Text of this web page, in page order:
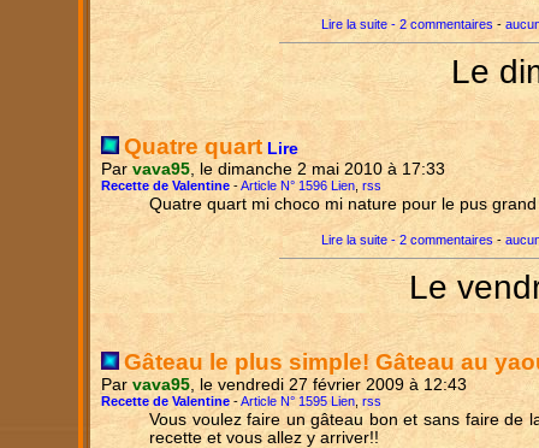
Lire la suite - 2 commentaires -
Le
Quatre quart Lire
Par vava95, le dimanche 2 mai 2010 à 17:33
Recette de Valentine -Article N° 1596 Lien rss
Quatre quart mi choco mi nature pour le pus
Lire la suite - 2 commentaires -
Le
Gâteau le plus simple! Gâteau au
Par vava95 , le vendredi 27 février 2009 à 12:43
Recette de Valentine -Article N° 1595 Lien rss
Vous voulez faire un gâteau bon et sans faire de
recette et vous allez y arriver!!